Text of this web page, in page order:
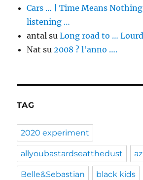
Cars … | Time Means Nothing
listening …
antal suLong road to …
Nat su2008 ? l'anno ….
TAG
2020 experiment
allyoubastardseatthedust
Belle&Sebastian black kids